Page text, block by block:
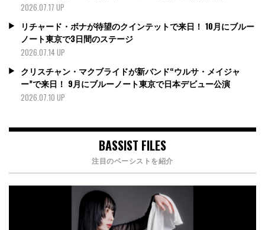
2026.07.17 UP
リチャード・ボナが待望のクインテットで来日！ 10月にブルー
ノート東京で3日間のステージ
2026.07.14 UP
クリスチャン・マクブライドが新バンド“ウルサ・メイジャ
ー”で来日！ 9月にブルーノート東京で日本デビュー公演
2026.07.10 UP
BASSIST FILES
注目のベーシストを紹介